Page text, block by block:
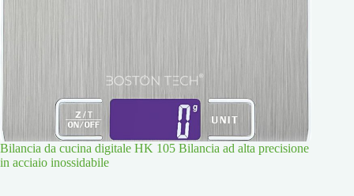
Bilancia da cucina digitale HK 105 Bilancia ad alta precisione
in acciaio inossidabile